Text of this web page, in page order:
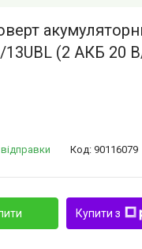
(2 АКБ 20
Код: 90116079
Купити з